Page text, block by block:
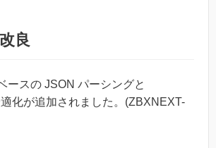
良
ースの JSON パーシングと
化が追加されました。(ZBXNEXT-